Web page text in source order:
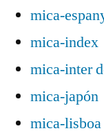
mica-
mica-index
mica-inter
mica-japón
mica-lisboa